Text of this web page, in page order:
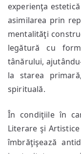
experienţa
asimilarea prin
mentalităţi
legătură cu
tânărului,
la starea
spirituală.
În condiţiile în
Literare şi
îmbrăţişează